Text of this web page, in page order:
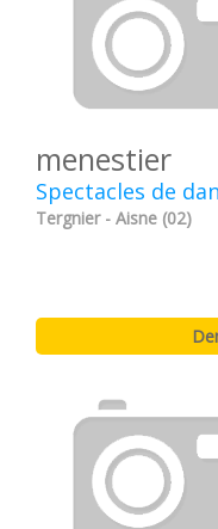
menestier
Spectacles de
Tergnier - Aisne (02)